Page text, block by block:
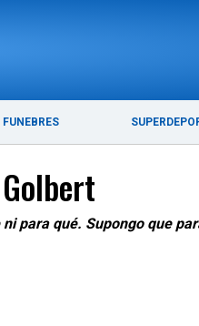
FUNEBRES
para qué. Supongo que